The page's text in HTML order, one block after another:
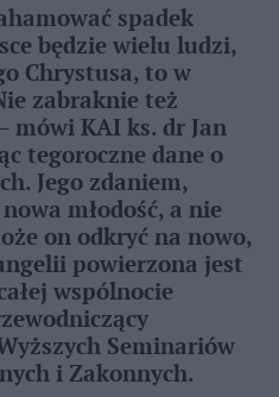
spadek
będzie wielu ludzi,
Chrystusa, to w
zabraknie też
mówi KAI ks. dr Jan
tegoroczne dane o
Jego zdaniem,
młodość, a nie
on odkryć na nowo,
powierzona jest
wspólnocie
Seminariów
i Zakonnych.